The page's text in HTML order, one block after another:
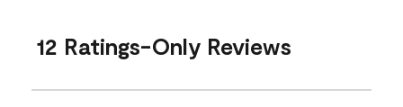
12 Ratings-Only Reviews